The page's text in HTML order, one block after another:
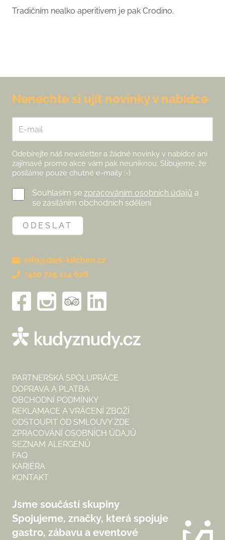
Tradičním nealko aperitivem je pak Crodino.
Nenechte si ujít novinky v nabídce
Odebírejte náš newsletter a žádné novinky v nabídce ani
zajímavé promo akce vám pak neuniknou. Slibujeme, že
posíláme pouze chutné e-maily :-)
Souhlasím se zpracováním osobních údajů a
se zasíláním obchodních sdělení
ODESLAT
PARTNERSKÁ SPOLUPRÁCE
DOPRAVA A PLATBA
OBCHODNÍ PODMÍNKY
REKLAMACE A VRÁCENÍ ZBOŽÍ
ODSTOUPIT OD SMLOUVY ZDE
ZPRACOVÁNÍ OSOBNÍCH ÚDAJŮ
SEZNAM ALERGENŮ
FAQ
KARIÉRA
KONTAKT
info@dark-kitchen.cz
+420 725 114 628
Jsme součástí skupiny
Spojujeme, značky, která spojuje
gastro, zábavu a eventové